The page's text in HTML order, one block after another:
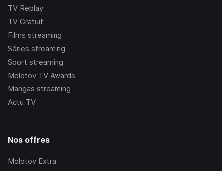
TV Replay
TV Gratuit
Films streaming
Séries streaming
Sport streaming
Molotov TV Awards
Mangas streaming
Actu TV
Nos offres
Molotov Extra